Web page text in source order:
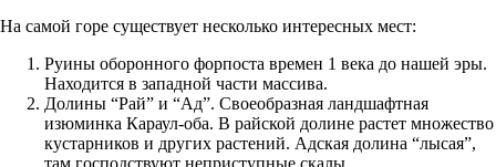
На самой горе существует несколько интересных мест:
Руины оборонного форпоста времен 1 века до нашей эры.
Находится в западной части массива.
Долины “Рай” и “Ад”. Своеобразная ландшафтная
изюминка Караул-оба. В райской долине растет множество
кустарников и других растений. Адская долина “лысая”,